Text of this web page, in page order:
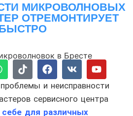
МИКРОВОЛНОВЫХ
ОТРЕМОНТИРУЕТ
и неисправности
сервисного центра
себе для различных